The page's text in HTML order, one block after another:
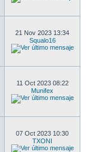
21 Nov 2023 13:34
Squalo16
11 Oct 2023 08:22
Munifex
07 Oct 2023 10:30
TXONI